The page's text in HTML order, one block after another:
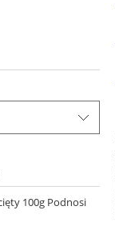
100g Podnosi